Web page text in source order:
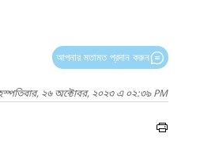
আপনার মতামত প্রদান করুন
২৬ অক্টোবর, ২০২৩ এ ০২:৩৯ PM